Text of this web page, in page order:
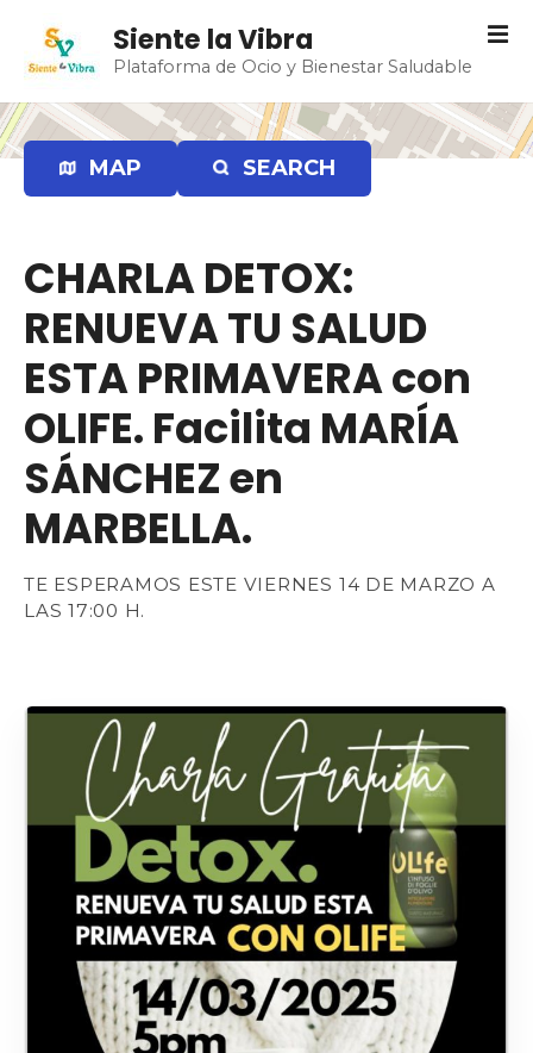
t
a
r
Siente la Vibra
Plataforma de Ocio y Bienestar Saludable
MAP SEARCH
CHARLA DETOX:
RENUEVA TU SALUD
ESTA PRIMAVERA con
OLIFE. Facilita MARÍA
SÁNCHEZ en
MARBELLA.
TE ESPERAMOS ESTE VIERNES 14 DE MARZO A
LAS 17:00 H.